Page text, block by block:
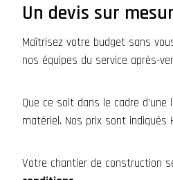
Un devis sur
Maîtrisez votre budget sans
nos équipes du service après-
Que ce soit dans le cadre
matériel. Nos prix sont indiqués
Votre chantier de construction